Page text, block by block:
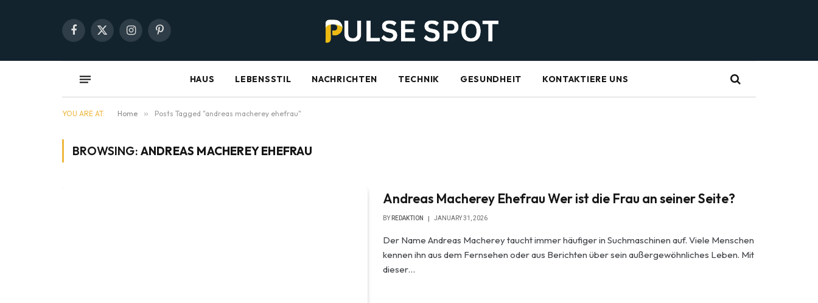
Facebook
X
InstagramPinterest
HAUS LEBENSSTIL NACHRICHTEN TECHNIK GESUNDHEIT KONTAKTIERE UNS
YOU ARE AT: Home » Posts Tagged "andreas macherey ehefrau"
BROWSING: ANDREAS MACHEREY EHEFRAU
Andreas Macherey Ehefrau Wer ist die Frau an seiner Seite?
BY REDAKTION JANUARY 31, 2026
Der Name Andreas Macherey taucht immer häufiger in Suchmaschinen auf. Viele Menschen
kennen ihn aus dem Fernsehen oder aus Berichten über sein außergewöhnliches Leben. Mit
dieser…